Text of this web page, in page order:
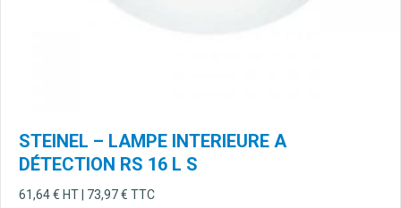
STEINEL – LAMPE INTERIEURE A
DÉTECTION RS 16 L S
61,64€ HT | 73,97€ TTC